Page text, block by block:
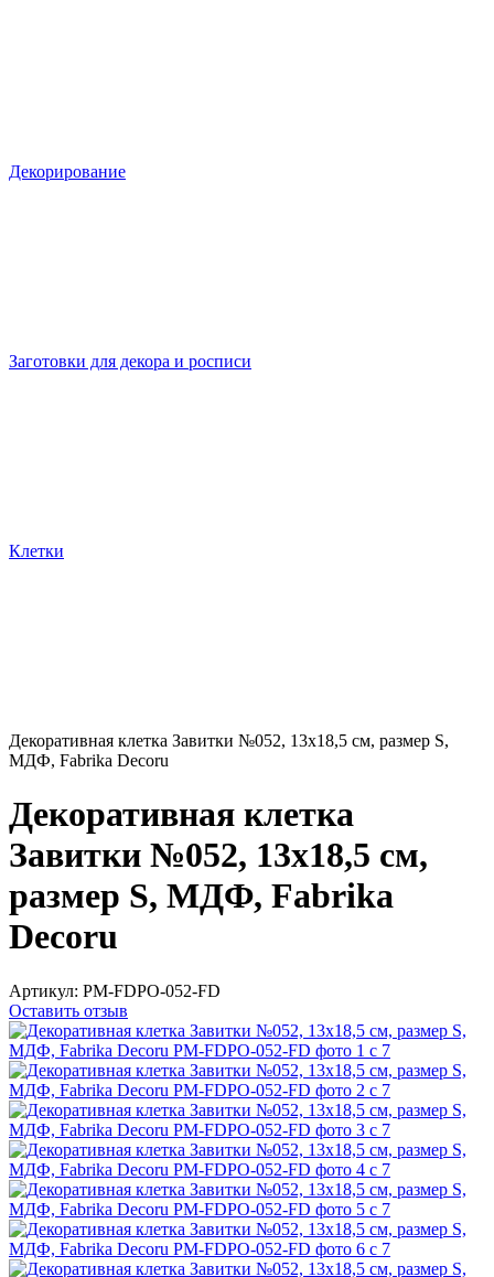
Декорирование
Заготовки для декора и росписи
Клетки
Декоративная клетка Завитки №052, 13х18,5 см, размер S,
МДФ, Fabrika Decoru
Декоративная клетка
Завитки №052, 13х18,5 см,
размер S, МДФ, Fabrika
Decoru
Артикул: PM-FDPO-052-FD
Оставить отзыв